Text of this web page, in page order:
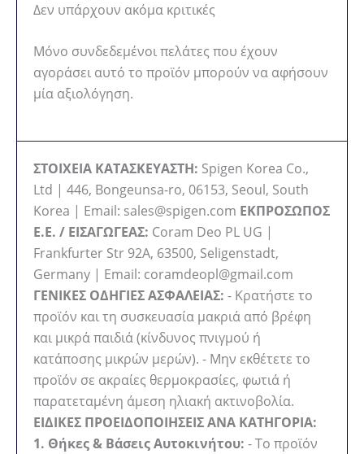
Δεν υπάρχουν ακόμα κριτικές
Μόνο συνδεδεμένοι πελάτες που έχουν
αγοράσει αυτό το προϊόν μπορούν να αφήσουν
μία αξιολόγηση.
ΣΤΟΙΧΕΙΑ ΚΑΤΑΣΚΕΥΑΣΤΗ: Spigen Korea Co.,
Ltd | 446, Bongeunsa-ro, 06153, Seoul, South
Korea | Email: sales@spigen.com ΕΚΠΡΟΣΩΠΟΣ
Ε.Ε. / ΕΙΣΑΓΩΓΕΑΣ: Coram Deo PL UG |
Frankfurter Str 92A, 63500, Seligenstadt,
Germany | Email: coramdeopl@gmail.com
ΓΕΝΙΚΕΣ ΟΔΗΓΙΕΣ ΑΣΦΑΛΕΙΑΣ: - Κρατήστε το
προϊόν και τη συσκευασία μακριά από βρέφη
και μικρά παιδιά (κίνδυνος πνιγμού ή
κατάποσης μικρών μερών). - Μην εκθέτετε το
προϊόν σε ακραίες θερμοκρασίες, φωτιά ή
παρατεταμένη άμεση ηλιακή ακτινοβολία.
ΕΙΔΙΚΕΣ ΠΡΟΕΙΔΟΠΟΙΗΣΕΙΣ ΑΝΑ ΚΑΤΗΓΟΡΙΑ:
1. Θήκες & Βάσεις Αυτοκινήτου: - Το προϊόν